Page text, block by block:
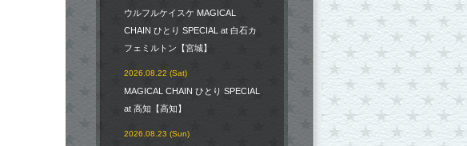
ウルフルケイスケ MAGICAL
CHAIN ひとり SPECIAL at 白石カ
フェミルトン【宮城】
2026.08.22 (Sat)
MAGICAL CHAIN ひとり SPECIAL
at 高知【高知】
2026.08.23 (Sun)